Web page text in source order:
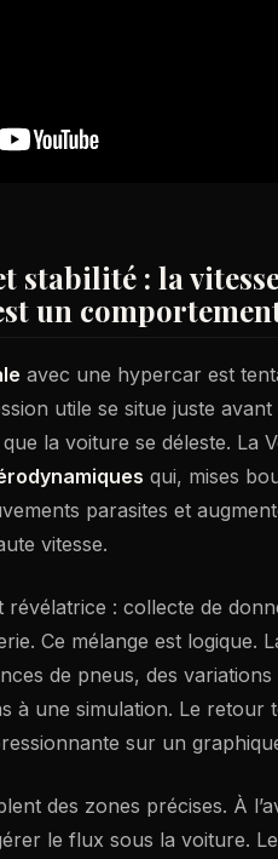
stabilité : la
un
avec une hypercar est
utile se situe juste
la voiture se déleste. La
qui, mises
parasites et
vitesse.
révélatrice : collecte de
Ce mélange est logique.
de pneus, des variations
à une simulation. Le retour
sur un
des zones précises. À
le flux sous la voiture.